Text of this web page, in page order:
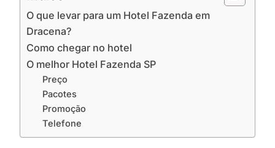
O que levar para um Hotel Fazenda em
Dracena?
Como chegar no hotel
O melhor Hotel Fazenda SP
Preço
Pacotes
Promoção
Telefone